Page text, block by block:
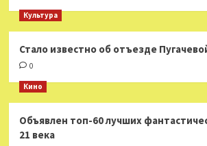
Культура
Стало известно об отъезде
0
Кино
Объявлен топ-60 лучших
21 века